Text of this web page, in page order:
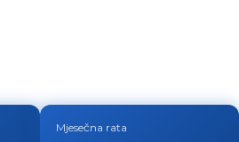
Mjesečna rata